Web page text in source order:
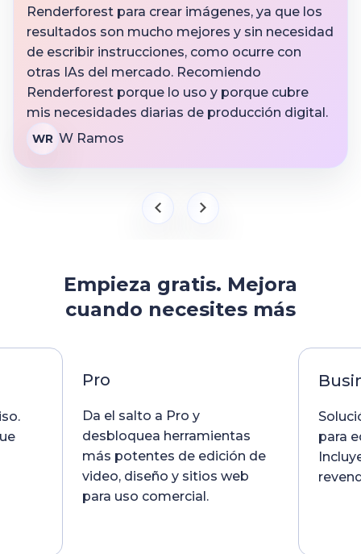
Renderforest para crear imágenes, ya que los
resultados son mucho mejores y sin necesidad
de escribir instrucciones, como ocurre con
otras IAs del mercado. Recomiendo
Renderforest porque lo uso y porque cubre
mis necesidades diarias de producción digital.
WR W Ramos
Empieza gratis. Mejora
cuando necesites más
Pro
Da el salto a Pro y
desbloquea herramientas
más potentes de edición de
video, diseño y sitios web
para uso comercial.
para